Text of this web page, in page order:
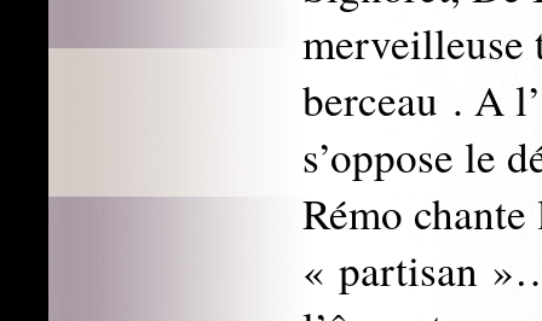
merveilleuse
berceau . A
s’oppose le
Rémo
« partisan